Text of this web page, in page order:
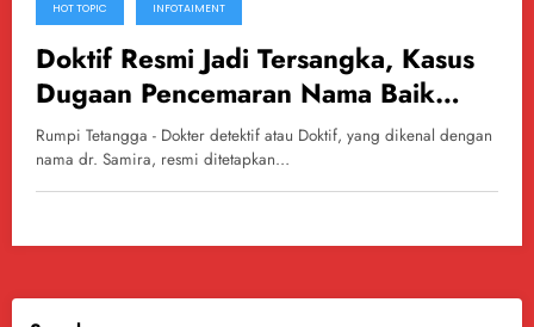
HOT TOPIC INFOTAIMENT
Doktif Resmi Jadi Tersangka, Kasus
Dugaan Pencemaran Nama Baik
Berlanjut
Rumpi Tetangga - Dokter detektif atau Doktif, yang dikenal dengan
nama dr. Samira, resmi ditetapkan…